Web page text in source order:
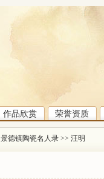
作品欣赏 荣誉资质
景德镇陶瓷名人录 >> 汪明